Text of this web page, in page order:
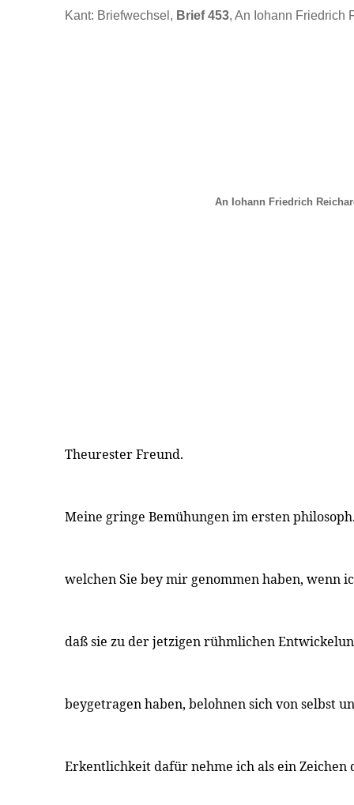
Kant: Briefwechsel, Brief 453, An Iohann Friedrich
An Iohann Friedrich
Theurester Freund.
Meine gringe Bemühungen im ersten
welchen Sie bey mir genommen haben, wenn
daß sie zu der jetzigen rühmlichen
beygetragen haben, belohnen sich von selbst
Erkentlichkeit dafür nehme ich als ein Zeichen